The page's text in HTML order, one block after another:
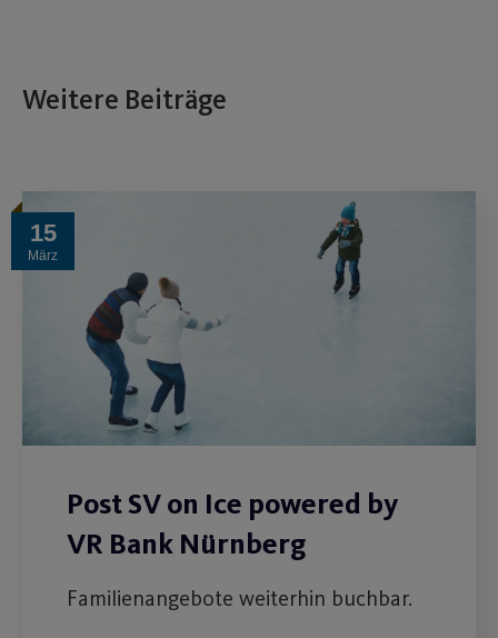
Weitere Beiträge
15
März
Post SV on Ice powered by
VR Bank Nürnberg
Familienangebote weiterhin buchbar.